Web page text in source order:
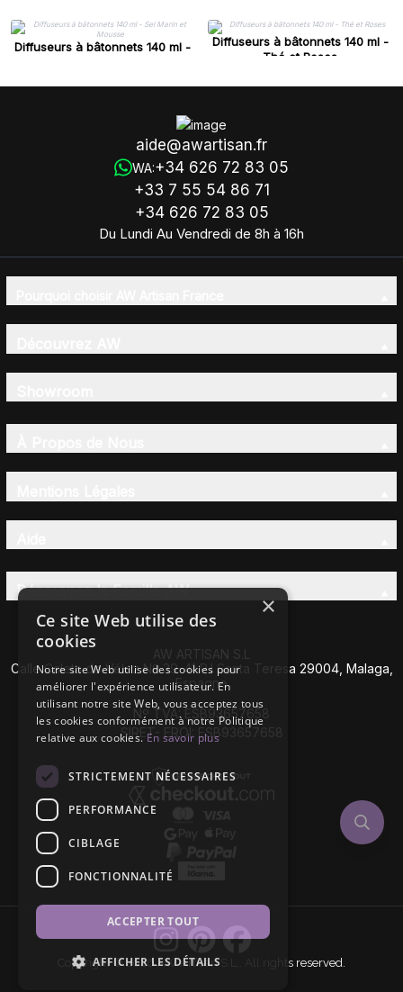
Diffuseurs à bâtonnets 140 ml -
Diffuseurs à bâtonnets 140 ml -
Thé et Roses
aide@awartisan.fr
WA:+34 626 72 83 05
+33 7 55 54 86 71
+34 626 72 83 05
Du Lundi Au Vendredi de 8h à 16h
Découvrez la Famille AW
AW ARTISAN S.L
Calle Caleta de Vélez Nº 39-41 P.I Santa Teresa 29004, Malaga,
Espagne
Nº TVA: ESB93657658
SIRET- EROI: ESB93657658
Copyright © 2026 AW Artisan S.L,. All rights reserved.
×
Ce site Web utilise des
cookies
Notre site Web utilise des cookies pour
améliorer l'expérience utilisateur. En
utilisant notre site Web, vous acceptez tous
les cookies conformément à notre Politique
relative aux cookies.En savoir plus
STRICTEMENT NÉCESSAIRES
PERFORMANCE
CIBLAGE
FONCTIONNALITÉ
ACCEPTER TOUT
AFFICHER LES DÉTAILS